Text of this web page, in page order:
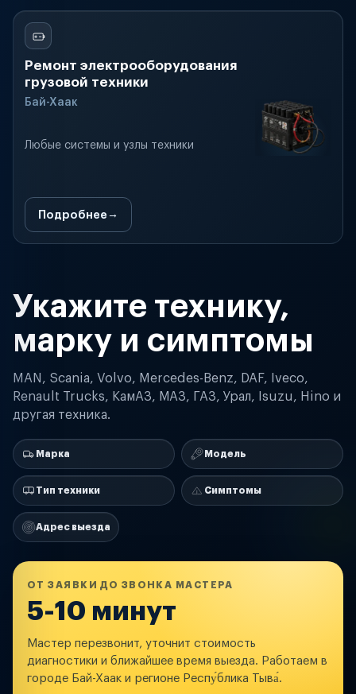
Ремонт электрооборудования
грузовой техники
Бай-Хаак
Любые системы и узлы техники
Подробнее
Укажите технику,
марку и симптомы
MAN, Scania, Volvo, Mercedes-Benz, DAF, Iveco,
Renault Trucks, КамАЗ, МАЗ, ГАЗ, Урал, Isuzu, Hino и
другая техника.
Марка Модель
Тип техники Симптомы
Адрес выезда
ОТ ЗАЯВКИ ДО ЗВОНКА МАСТЕРА
5-10 минут
Мастер перезвонит, уточнит стоимость
диагностики и ближайшее время выезда. Работаем в
городе Бай-Хаак и регионе Респу́блика Тыва́.